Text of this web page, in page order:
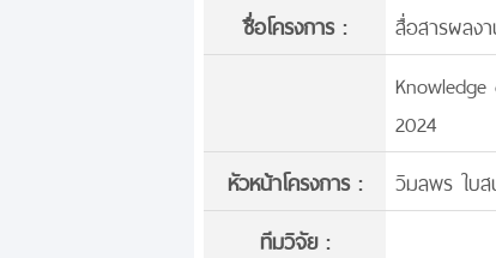
ชื่อโครงการ :
สื่อสารผลง
2024
หัวหน้าโครงการ :
วิมลพร ใบ
ทีมวิจัย :